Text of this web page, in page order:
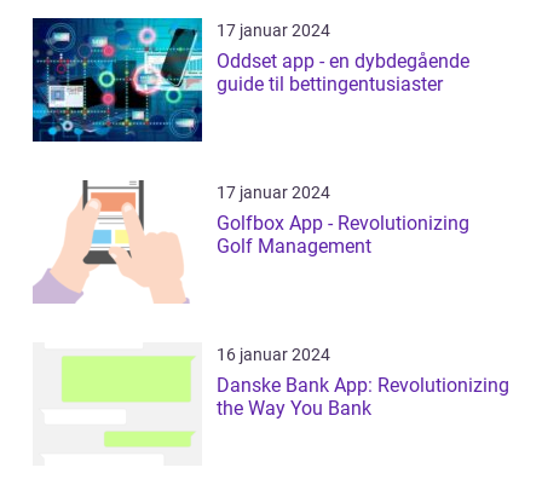
17 januar 2024
Oddset app - en dybdegående
guide til bettingentusiaster
17 januar 2024
Golfbox App - Revolutionizing
Golf Management
16 januar 2024
Danske Bank App: Revolutionizing
the Way You Bank